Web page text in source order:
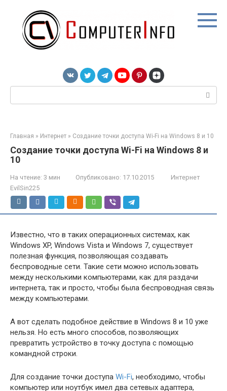
контенту
Главная » Интернет » Создание точки доступа Wi-Fi на Windows 8 и 10
Создание точки доступа Wi-Fi на Windows 8 и
10
На чтение: 3 мин Опубликовано: 17.10.2015
Интернет
EvilSin225
Известно, что в таких операционных системах, как
Windows XP, Windows Vista и Windows 7, существует
полезная функция, позволяющая создавать
беспроводные сети. Такие сети можно использовать
между несколькими компьютерами, как для раздачи
интернета, так и просто, чтобы была беспроводная связь
между компьютерами.
А вот сделать подобное действие в Windows 8 и 10 уже
нельзя. Но есть много способов, позволяющих
превратить устройство в точку доступа с помощью
командной строки.
Для создание точки доступа Wi-Fi, необходимо, чтобы
компьютер или ноутбук имел два сетевых адаптера,